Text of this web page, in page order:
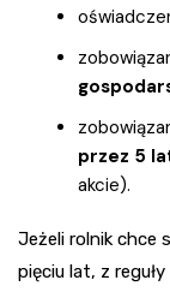
przez 5
akcie).
Jeżeli rolnik chce
pięciu lat, z